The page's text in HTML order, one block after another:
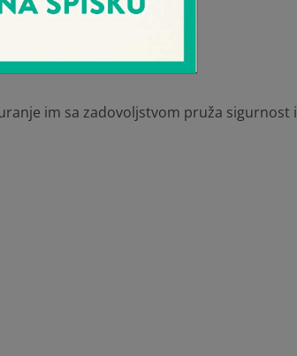
im sa zadovoljstvom pruža sigurnost i